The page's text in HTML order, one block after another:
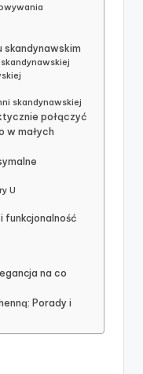
skandynawskim
skandynawskiej
połączyć
w małych
U
funkcjonalność
na co
Porady i